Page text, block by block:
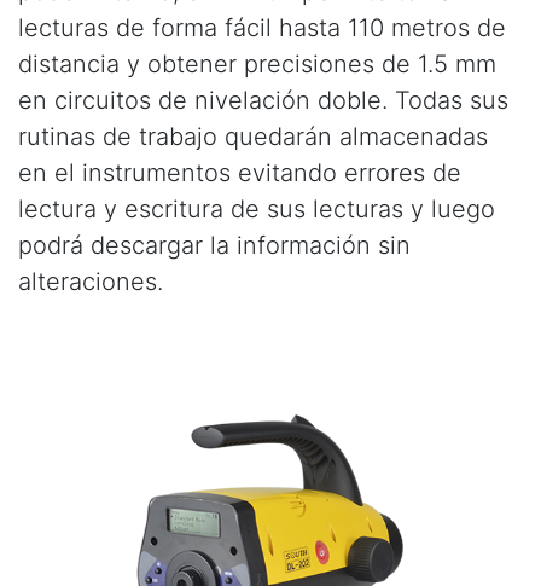
lecturas de forma fácil hasta 110 metros de
distancia y obtener precisiones de 1.5 mm
en circuitos de nivelación doble. Todas sus
rutinas de trabajo quedarán almacenadas
en el instrumentos evitando errores de
lectura y escritura de sus lecturas y luego
podrá descargar la información sin
alteraciones.